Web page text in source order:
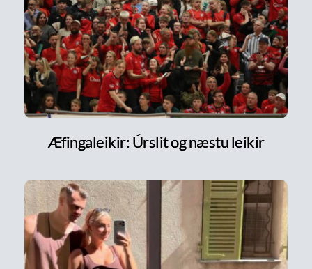
Æfingaleikir: Úrslit og næstu leikir